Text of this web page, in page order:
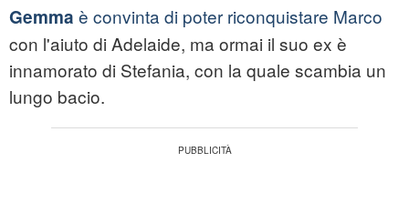
Gemma è convinta di poter riconquistare Marco
con l'aiuto di Adelaide, ma ormai il suo ex è
innamorato di Stefania, con la quale scambia un
lungo bacio.